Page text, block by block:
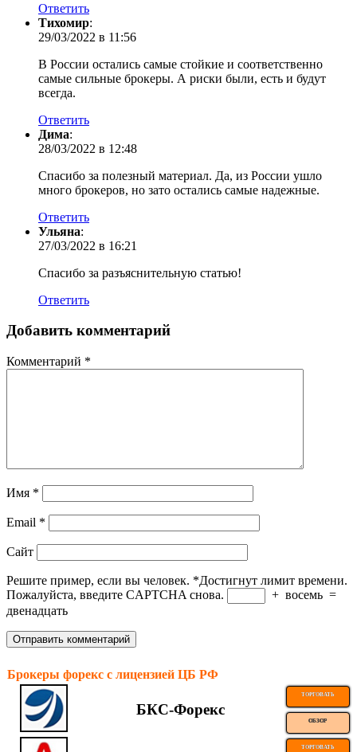
Ответить
Тихомир:
29/03/2022 в 11:56
В России остались самые стойкие и соответственно
самые сильные брокеры. А риски были, есть и будут
всегда.
Ответить
Дима:
28/03/2022 в 12:48
Спасибо за полезный материал. Да, из России ушло
много брокеров, но зато остались самые надежные.
Ответить
Ульяна:
27/03/2022 в 16:21
Спасибо за разъяснительную статью!
Ответить
Добавить комментарий
Комментарий *
Имя *
Email *
Сайт
Решите пример, если вы человек. *Достигнут лимит времени.
Пожалуйста, введите CAPTCHA снова.
+ восемь =
двенадцать
Брокеры форекс с лицензией ЦБ РФ
БКС-Форекс
ТОРГОВАТЬ
ОБЗОР
ТОРГОВАТЬ